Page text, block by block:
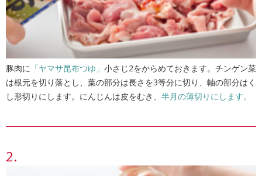
豚肉に 「ヤマサ昆布つゆ」 小さじ2をからめておきます。チンゲン菜
は根元を切り落とし、葉の部分は長さを3等分に切り、軸の部分はく
し形切りにします。にんじんは皮をむき、 半月の薄切りにします。